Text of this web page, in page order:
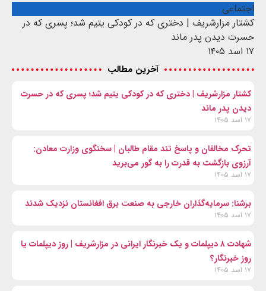
اجتماعی
کشتار مزارشریف | دختری که در کودکی یتیم شد؛ پسری که در
حسرت دیدن پدر ماند
۱۷ اسد ۱۴۰۵
آخرین مطالب
کشتار مزارشریف | دختری که در کودکی یتیم شد؛ پسری که در حسرت
دیدن پدر ماند
۱۷ اسد ۱۴۰۵
تحرک مخالفان و پاسخ تند مقام طالبان | سخنگوی وزارت معادن:
آرزوی بازگشت به قدرت را به گور می‌برید
۱۷ اسد ۱۴۰۵
برشنا: سرمایه‌گذاران خارجی به صنعت برق افغانستان نزدیک شدند
۱۷ اسد ۱۴۰۵
شهادت ۸ دیپلمات و یک خبرنگار ایرانی در مزارشریف | روز دیپلمات یا
روز خبرنگار؟
۱۷ اسد ۱۴۰۵